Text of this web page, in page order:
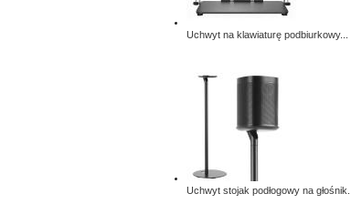
Uchwyt na klawiaturę podbiurkowy...
Uchwyt stojak podłogowy na głośnik...